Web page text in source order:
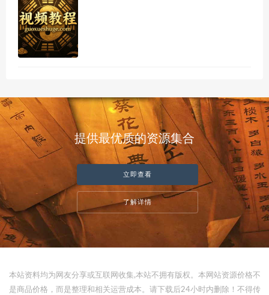
提供最优质的资源集合
立即查看
了解详情
本站资料均为网友分享或互联网收集,本站不拥有版权。本网站资源价格不
是商品价格，而是整理和相关运营成本。请下载后24小时内删除！不得传